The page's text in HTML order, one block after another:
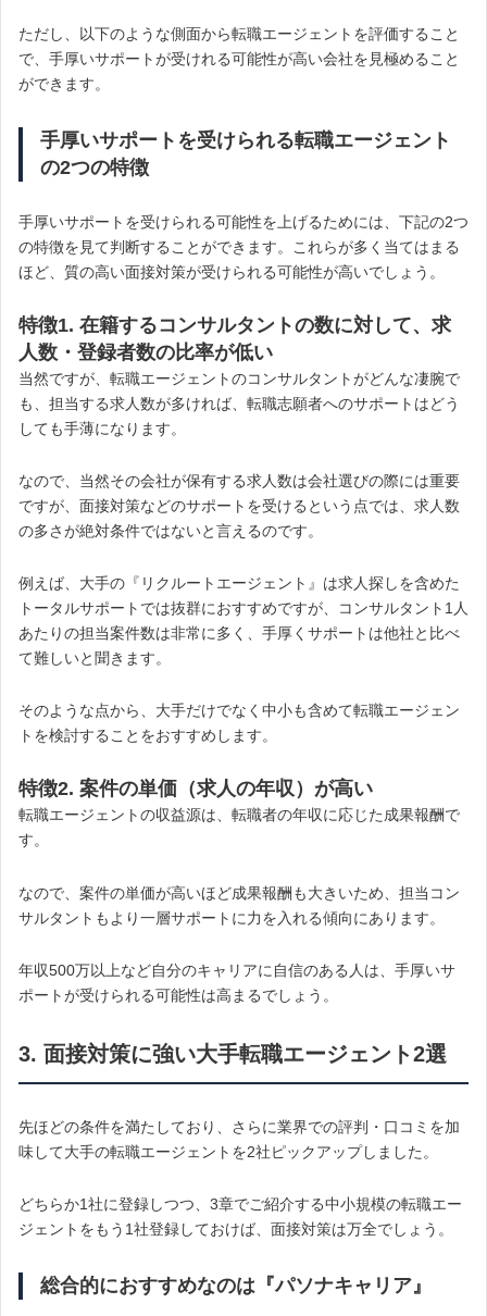
ただし、以下のような側面から転職エージェントを評価すること
で、手厚いサポートが受けれる可能性が高い会社を見極めること
ができます。
手厚いサポートを受けられる転職エージェント
の2つの特徴
手厚いサポートを受けられる可能性を上げるためには、下記の2つ
の特徴を見て判断することができます。これらが多く当てはまる
ほど、質の高い面接対策が受けられる可能性が高いでしょう。
特徴1. 在籍するコンサルタントの数に対して、求
人数・登録者数の比率が低い
当然ですが、転職エージェントのコンサルタントがどんな凄腕で
も、担当する求人数が多ければ、転職志願者へのサポートはどう
しても手薄になります。
なので、当然その会社が保有する求人数は会社選びの際には重要
ですが、面接対策などのサポートを受けるという点では、求人数
の多さが絶対条件ではないと言えるのです。
例えば、大手の『リクルートエージェント』は求人探しを含めた
トータルサポートでは抜群におすすめですが、コンサルタント1人
あたりの担当案件数は非常に多く、手厚くサポートは他社と比べ
て難しいと聞きます。
そのような点から、大手だけでなく中小も含めて転職エージェン
トを検討することをおすすめします。
特徴2. 案件の単価（求人の年収）が高い
転職エージェントの収益源は、転職者の年収に応じた成果報酬で
す。
なので、案件の単価が高いほど成果報酬も大きいため、担当コン
サルタントもより一層サポートに力を入れる傾向にあります。
年収500万以上など自分のキャリアに自信のある人は、手厚いサ
ポートが受けられる可能性は高まるでしょう。
3. 面接対策に強い大手転職エージェント2選
先ほどの条件を満たしており、さらに業界での評判・口コミを加
味して大手の転職エージェントを2社ピックアップしました。
どちらか1社に登録しつつ、3章でご紹介する中小規模の転職エー
ジェントをもう1社登録しておけば、面接対策は万全でしょう。
総合的におすすめなのは『パソナキャリア』